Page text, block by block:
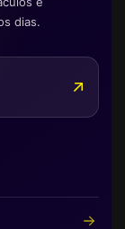
dias.